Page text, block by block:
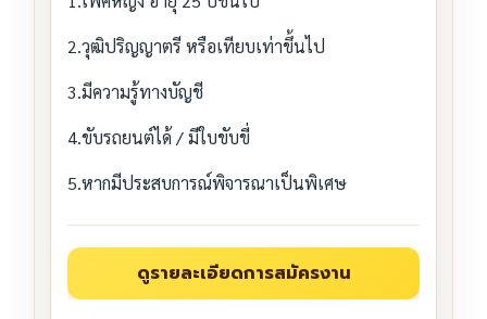
2.วุฒิปริญญาตรี หรือเทียบเท่าขึ้นไป
3.มีความรู้ทางบัญชี
4.ขับรถยนต์ได้ / มีใบขับขี่
5.หากมีประสบการณ์พิจารณาเป็นพิเศษ